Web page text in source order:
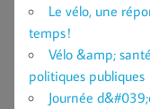
Le vélo, une
temps !
Vélo &amp;
politiques publiques
Journée